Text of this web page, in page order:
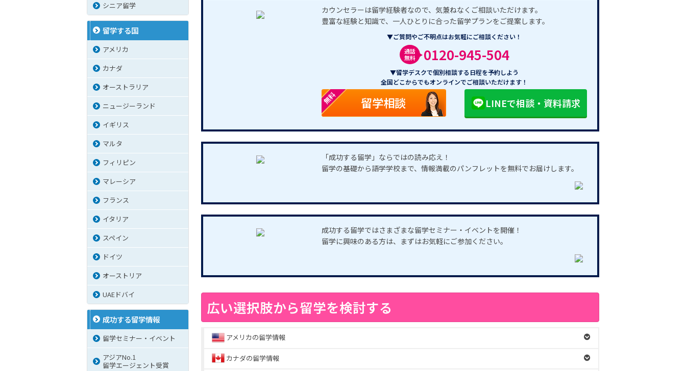
カウンセラーは留学経験者なので、気兼ねなくご相談いただけます。
豊富な経験と知識で、一人ひとりに合った留学プランをご提案します。
▼ご質問やご不明点はお気軽にご相談ください！
通話
無料
0120-945-504
▼留学デスクで個別相談する日程を予約しよう
全国どこからでもオンラインでご相談いただけます！
無料 留学相談 LINEで相談・資料請求
「成功する留学」ならではの読み応え！
留学の基礎から語学学校まで、情報満載のパンフレットを無料でお届けします。
成功する留学ではさまざまな留学セミナー・イベントを開催！
留学に興味のある方は、まずはお気軽にご参加ください。
広い選択肢から留学を検討する
アメリカの留学情報
カナダの留学情報
シニア留学
留学する国
アメリカ
カナダ
オーストラリア
ニュージーランド
イギリス
マルタ
フィリピン
マレーシア
フランス
イタリア
スペイン
ドイツ
オーストリア
UAEドバイ
成功する留学情報
留学セミナー・イベント
アジアNo.1
留学エージェント受賞